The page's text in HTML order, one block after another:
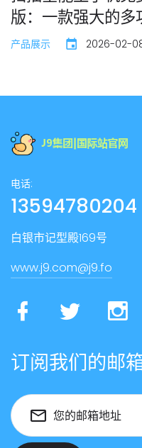
版：一款强大的
产品展示 2026-02-
电话:
13594780204
白银市记型殿169号
www.j9.com@j9.fo
订阅我们的邮
您的邮箱地址